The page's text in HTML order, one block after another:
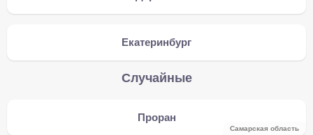
Екатеринбург
Случайные
Проран
Самарская область